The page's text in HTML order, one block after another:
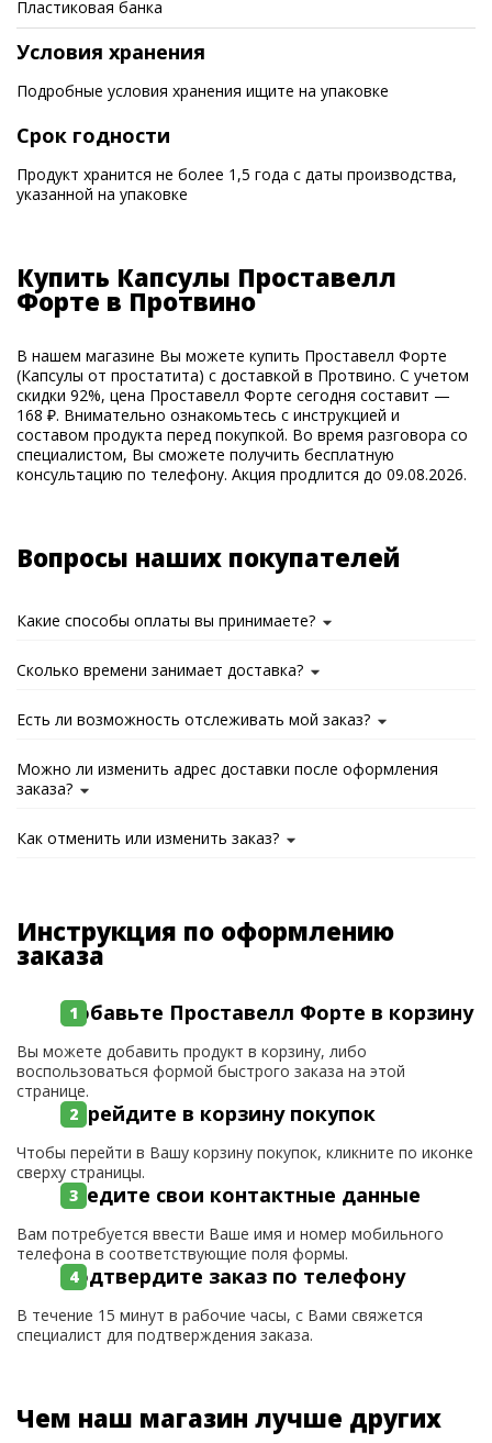
Пластиковая банка
Условия хранения
Подробные условия хранения ищите на упаковке
Срок годности
Продукт хранится не более 1,5 года с даты производства,
указанной на упаковке
Купить Капсулы Проставелл
Форте в Протвино
В нашем магазине Вы можете купить Проставелл Форте
(Капсулы от простатита) с доставкой в Протвино. С учетом
скидки 92%, цена Проставелл Форте сегодня составит —
168 ₽. Внимательно ознакомьтесь с инструкцией и
составом продукта перед покупкой. Во время разговора со
специалистом, Вы сможете получить бесплатную
консультацию по телефону. Акция продлится до 09.08.2026.
Вопросы наших покупателей
Какие способы оплаты вы принимаете?
Сколько времени занимает доставка?
Есть ли возможность отслеживать мой заказ?
Можно ли изменить адрес доставки после оформления
заказа?
Как отменить или изменить заказ?
Инструкция по оформлению
заказа
Добавьте Проставелл Форте в корзину
Вы можете добавить продукт в корзину, либо
воспользоваться формой быстрого заказа на этой
странице.
Перейдите в корзину покупок
Чтобы перейти в Вашу корзину покупок, кликните по иконке
сверху страницы.
Введите свои контактные данные
Вам потребуется ввести Ваше имя и номер мобильного
телефона в соответствующие поля формы.
Подтвердите заказ по телефону
В течение 15 минут в рабочие часы, с Вами свяжется
специалист для подтверждения заказа.
Чем наш магазин лучше других